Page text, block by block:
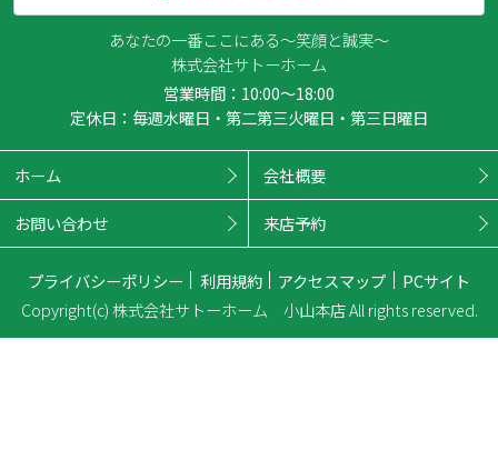
あなたの一番ここにある～笑顔と誠実～
株式会社サトーホーム
営業時間：10:00～18:00
定休日：毎週水曜日・第二第三火曜日・第三日曜日
ホーム 会社概要
お問い合わせ 来店予約
プライバシーポリシー 利用規約 アクセスマップ
PCサイト
Copyright(c) 株式会社サトーホーム 小山本店 All rights reserved.